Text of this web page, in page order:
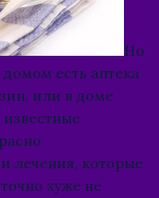
Но
есть аптека
или в доме
лечения, которые
хуже не